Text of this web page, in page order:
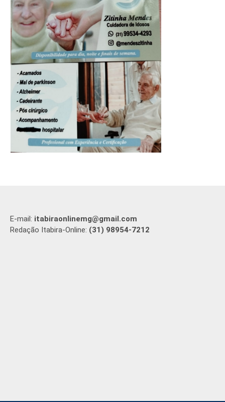
E-mail: itabiraonlinemg@gmail.com
Redação Itabira-Online: (31) 98954-7212